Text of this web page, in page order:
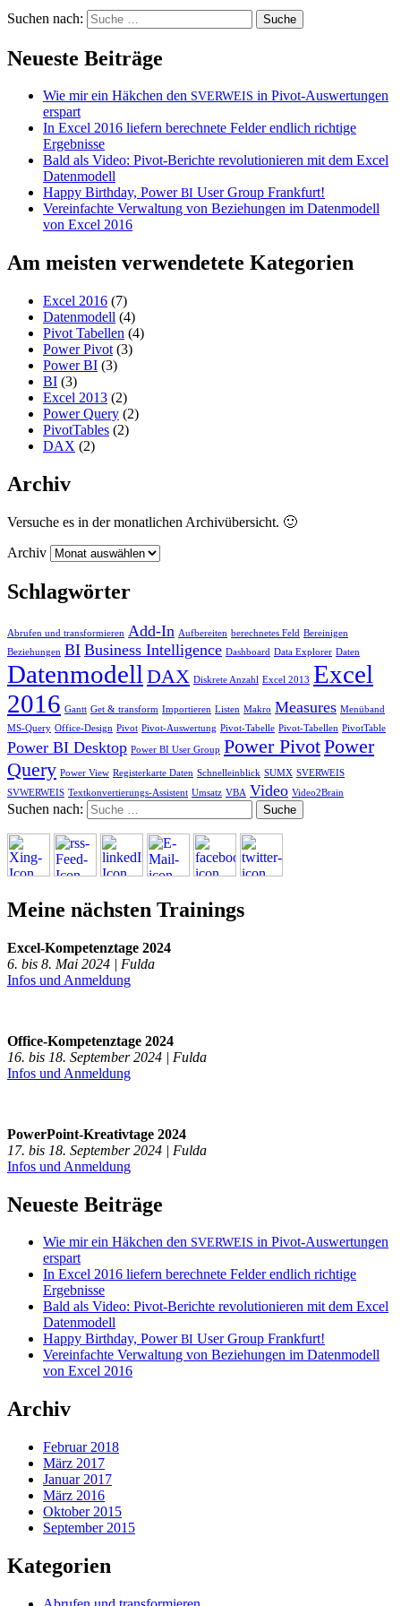
Suchen nach:
Neueste Beiträge
Wie mir ein Häkchen den SVERWEIS in Pivot-Auswertungen
erspart
In Excel 2016 liefern berechnete Felder endlich richtige
Ergebnisse
Bald als Video: Pivot-Berichte revolutionieren mit dem Excel
Datenmodell
Happy Birthday, PowerBI User Group Frankfurt!
Vereinfachte Verwaltung von Beziehungen im Datenmodell
von Excel 2016
Am meisten verwendetete Kategorien
Excel 2016 (7)
Datenmodell (4)
Pivot Tabellen (4)
Power Pivot (3)
Power BI (3)
BI (3)
Excel 2013 (2)
Power Query (2)
PivotTables (2)
DAX (2)
Archiv
Versuche es in der monatlichen Archivübersicht. 🙂
Archiv
Schlagwörter
Abrufen und transformieren Add-In Aufbereiten berechnetes Feld Bereinigen
Beziehungen BI Business Intelligence Dashboard Data Explorer Daten
Datenmodell DAX Diskrete Anzahl Excel 2013 Excel
2016 Gantt Get & transform Importieren Listen Makro Measures Menüband
MS-Query Office-Design Pivot Pivot-Auswertung Pivot-Tabelle Pivot-Tabellen PivotTable
Power BI Desktop Power BI User Group Power PivotPower
Query Power View Registerkarte Daten Schnelleinblick SUMX SVERWEIS
SVWERWEIS Textkonvertierungs-Assistent Umsatz VBA Video Video2Brain
Suchen nach:
Meine nächsten Trainings
Excel-Kompetenztage 2024
6. bis 8. Mai 2024 | Fulda
Infos und Anmeldung
Office-Kompetenztage 2024
16. bis 18. September 2024 | Fulda
Infos und Anmeldung
PowerPoint-Kreativtage 2024
17. bis 18. September 2024 | Fulda
Infos und Anmeldung
Neueste Beiträge
Wie mir ein Häkchen den SVERWEIS in Pivot-Auswertungen
erspart
In Excel 2016 liefern berechnete Felder endlich richtige
Ergebnisse
Bald als Video: Pivot-Berichte revolutionieren mit dem Excel
Datenmodell
Happy Birthday, PowerBI User Group Frankfurt!
Vereinfachte Verwaltung von Beziehungen im Datenmodell
von Excel 2016
Archiv
Februar 2018
März 2017
Januar 2017
März 2016
Oktober 2015
September 2015
Kategorien